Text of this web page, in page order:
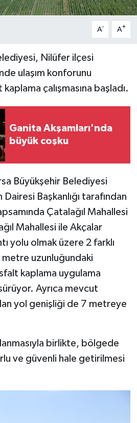
A- A+
Nilüfer ilçesi
ulaşım konforunu
çalışmasına başladı.
Ganita Akşamları'nda
büyük coşku
Büyükşehir Belediyesi
Dairesi Başkanlığı tarafından
Çatalağıl Mahallesi
Mahallesi ile Akçalar
yolu olmak üzere 2 farklı
uzunluğundaki
kaplama uygulama
sürüyor. Ayrıca mevcut
yol genişliği de 7 metreye
birlikte, bölgede
ve güvenli hale getirilmesi